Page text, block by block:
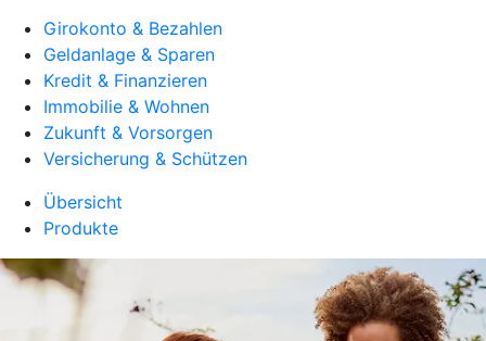
Girokonto & Bezahlen
Geldanlage & Sparen
Kredit & Finanzieren
Immobilie & Wohnen
Zukunft & Vorsorgen
Versicherung & Schützen
Übersicht
Produkte